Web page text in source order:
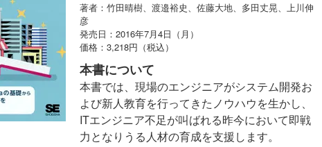
著者：竹田晴樹、渡邉裕史、佐藤大地、多田丈晃、上川伸
彦
発売日：2016年7月4日（月）
価格：3,218円（税込）
本書について
本書では、現場のエンジニアがシステム開発お
よび新人教育を行ってきたノウハウを生かし、
ITエンジニア不足が叫ばれる昨今において即戦
力となりうる人材の育成を支援します。